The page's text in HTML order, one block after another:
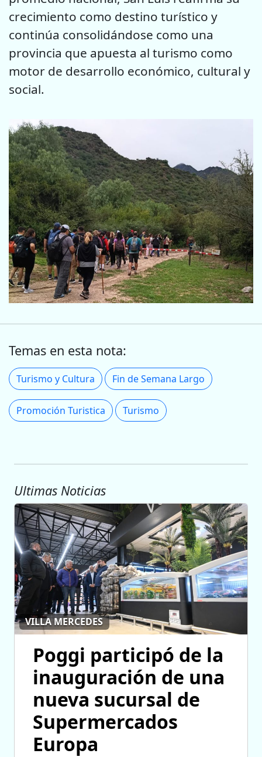
crecimiento como destino turístico y
continúa consolidándose como una
provincia que apuesta al turismo como
motor de desarrollo económico, cultural y
social.
Temas en esta nota:
Turismo y Cultura Fin de Semana Largo
Promoción Turistica Turismo
Ultimas Noticias
VILLA MERCEDES
Poggi participó de la
inauguración de una
nueva sucursal de
Supermercados
Europa